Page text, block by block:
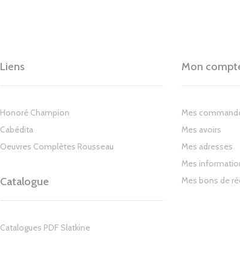
Liens
Honoré Champion
Cabédita
Oeuvres Complètes Rousseau
Catalogue
Catalogues PDF Slatkine
Mon
Mes
Mes avoirs
Mes adresses
Mes
Mes bons de